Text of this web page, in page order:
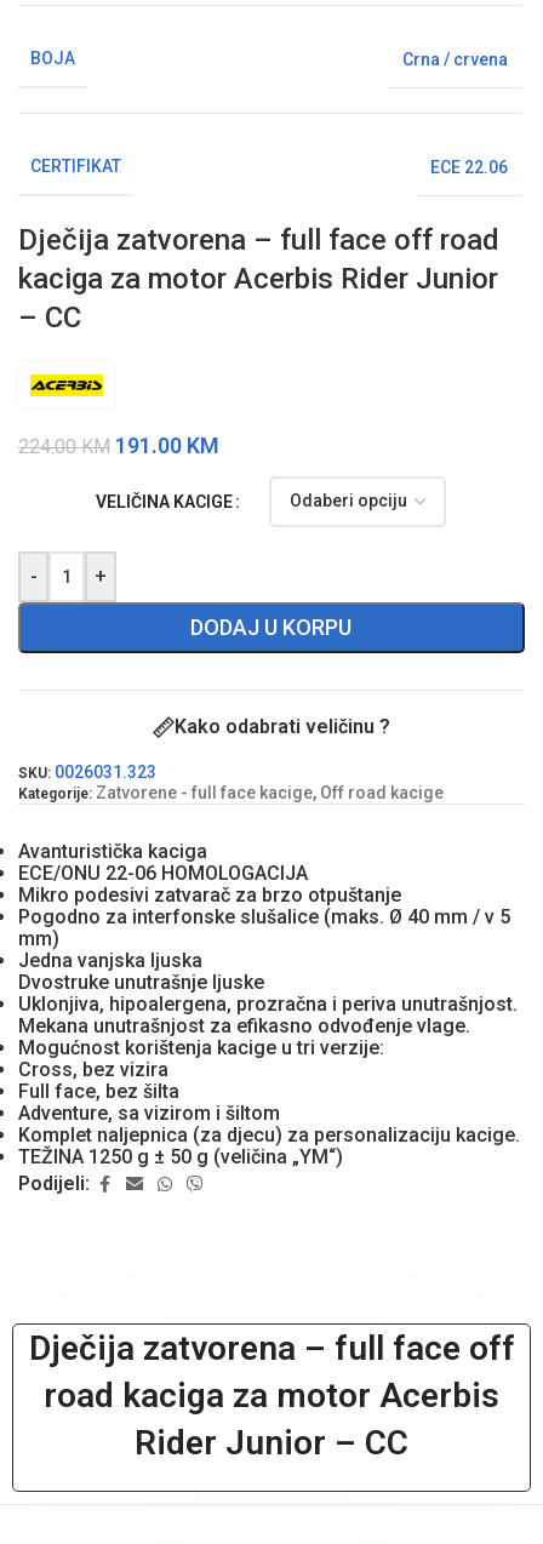
BOJA Crna / crvena
CERTIFIKAT ECE 22.06
Dječija zatvorena – full face off road
kaciga za motor Acerbis Rider Junior
– CC
224.00KM 191.00 KM
VELIČINA KACIGE
- +
DODAJ U KORPU
Kako odabrati veličinu ?
SKU: 0026031.323
Kategorije: Zatvorene - full face kacige, Off road kacige
Avanturistička kaciga
ECE/ONU 22-06 HOMOLOGACIJA
Mikro podesivi zatvarač za brzo otpuštanje
Pogodno za interfonske slušalice (maks. Ø 40 mm / v 5
mm)
Jedna vanjska ljuska
Dvostruke unutrašnje ljuske
Uklonjiva, hipoalergena, prozračna i periva unutrašnjost.
Mekana unutrašnjost za efikasno odvođenje vlage.
Mogućnost korištenja kacige u tri verzije:
Cross, bez vizira
Full face, bez šilta
Adventure, sa vizirom i šiltom
Komplet naljepnica (za djecu) za personalizaciju kacige.
TEŽINA 1250 g ± 50 g (veličina „YM“)
Podijeli:
Dječija zatvorena – full face off
road kaciga za motor Acerbis
Rider Junior – CC